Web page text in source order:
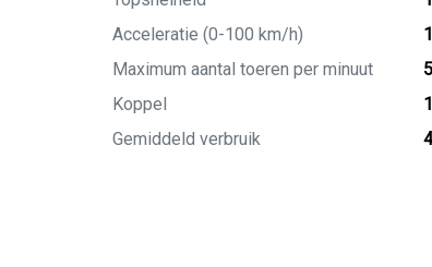
Acceleratie (0-100 km/h)
Maximum aantal toeren per minuut
Koppel
Gemiddeld verbruik